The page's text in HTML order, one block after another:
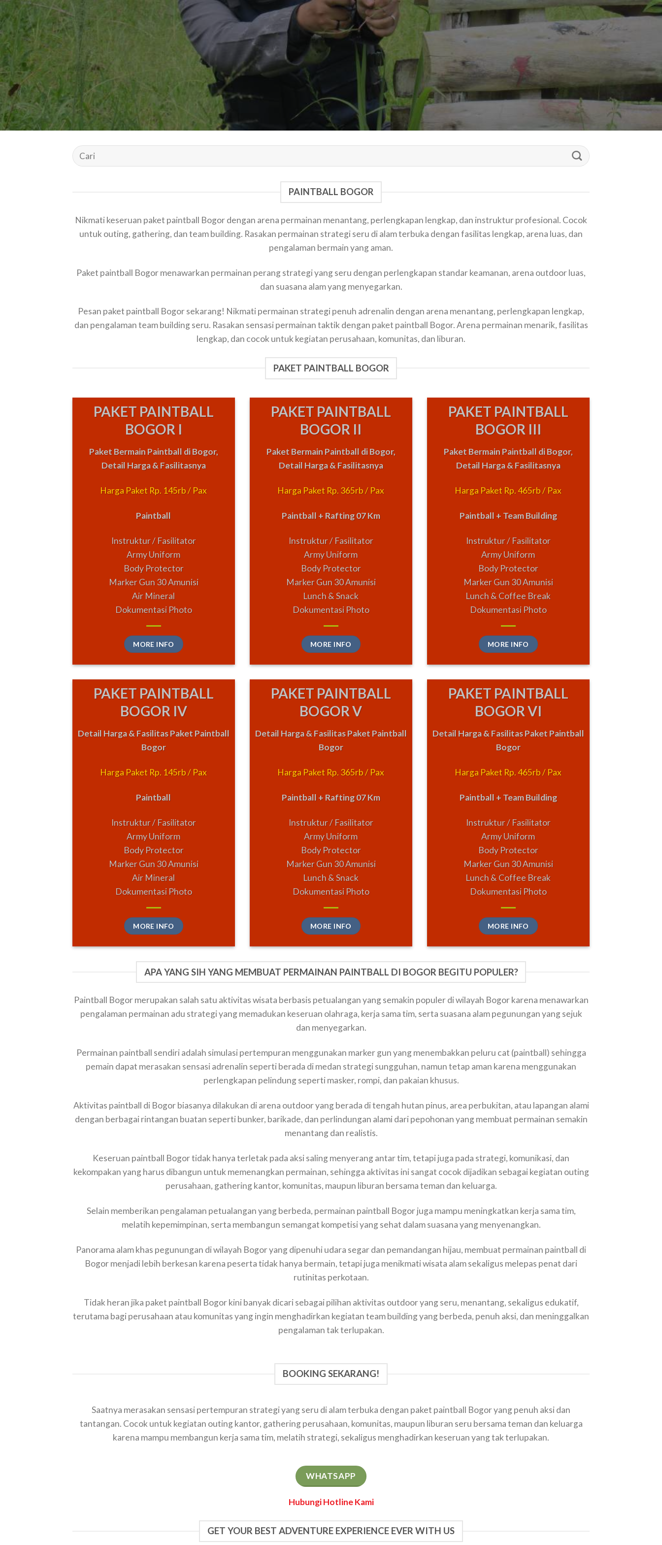
PAINTBALL BOGOR
Nikmati keseruan paket paintball Bogor dengan arena permainan menantang, perlengkapan lengkap, dan instruktur profesional. Cocok
untuk outing, gathering, dan team building. Rasakan permainan strategi seru di alam terbuka dengan fasilitas lengkap, arena luas, dan
pengalaman bermain yang aman.
Paket paintball Bogor menawarkan permainan perang strategi yang seru dengan perlengkapan standar keamanan, arena outdoor luas,
dan suasana alam yang menyegarkan.
Pesan paket paintball Bogor sekarang! Nikmati permainan strategi penuh adrenalin dengan arena menantang, perlengkapan lengkap,
dan pengalaman team building seru. Rasakan sensasi permainan taktik dengan paket paintball Bogor. Arena permainan menarik, fasilitas
lengkap, dan cocok untuk kegiatan perusahaan, komunitas, dan liburan.
PAKET PAINTBALL BOGOR
PAKET PAINTBALL
BOGOR I
Paket Bermain Paintball di Bogor,
Detail Harga & Fasilitasnya
Harga Paket Rp. 145rb / Pax
Paintball
Instruktur / Fasilitator
Army Uniform
Body Protector
Marker Gun 30 Amunisi
Air Mineral
Dokumentasi Photo
MORE INFO
PAKET PAINTBALL
BOGOR II
Paket Bermain Paintball di Bogor,
Detail Harga & Fasilitasnya
Harga Paket Rp. 365rb / Pax
Paintball + Rafting 07 Km
Instruktur / Fasilitator
Army Uniform
Body Protector
Marker Gun 30 Amunisi
Lunch & Snack
Dokumentasi Photo
MORE INFO
PAKET PAINTBALL
BOGOR III
Paket Bermain Paintball di Bogor,
Detail Harga & Fasilitasnya
Harga Paket Rp. 465rb / Pax
Paintball + Team Building
Instruktur / Fasilitator
Army Uniform
Body Protector
Marker Gun 30 Amunisi
Lunch & Coffee Break
Dokumentasi Photo
MORE INFO
PAKET PAINTBALL
BOGOR IV
Detail Harga & Fasilitas Paket Paintball
Bogor
Harga Paket Rp. 145rb / Pax
Paintball
Instruktur / Fasilitator
Army Uniform
Body Protector
Marker Gun 30 Amunisi
Air Mineral
Dokumentasi Photo
MORE INFO
PAKET PAINTBALL
BOGOR V
Detail Harga & Fasilitas Paket Paintball
Bogor
Harga Paket Rp. 365rb / Pax
Paintball + Rafting 07 Km
Instruktur / Fasilitator
Army Uniform
Body Protector
Marker Gun 30 Amunisi
Lunch & Snack
Dokumentasi Photo
MORE INFO
PAKET PAINTBALL
BOGOR VI
Detail Harga & Fasilitas Paket Paintball
Bogor
Harga Paket Rp. 465rb / Pax
Paintball + Team Building
Instruktur / Fasilitator
Army Uniform
Body Protector
Marker Gun 30 Amunisi
Lunch & Coffee Break
Dokumentasi Photo
MORE INFO
APA YANG SIH YANG MEMBUAT PERMAINAN PAINTBALL DI BOGOR BEGITU POPULER?
Paintball Bogor merupakan salah satu aktivitas wisata berbasis petualangan yang semakin populer di wilayah Bogor karena menawarkan
pengalaman permainan adu strategi yang memadukan keseruan olahraga, kerja sama tim, serta suasana alam pegunungan yang sejuk
dan menyegarkan.
Permainan paintball sendiri adalah simulasi pertempuran menggunakan marker gun yang menembakkan peluru cat (paintball) sehingga
pemain dapat merasakan sensasi adrenalin seperti berada di medan strategi sungguhan, namun tetap aman karena menggunakan
perlengkapan pelindung seperti masker, rompi, dan pakaian khusus.
Aktivitas paintball di Bogor biasanya dilakukan di arena outdoor yang berada di tengah hutan pinus, area perbukitan, atau lapangan alami
dengan berbagai rintangan buatan seperti bunker, barikade, dan perlindungan alami dari pepohonan yang membuat permainan semakin
menantang dan realistis.
Keseruan paintball Bogor tidak hanya terletak pada aksi saling menyerang antar tim, tetapi juga pada strategi, komunikasi, dan
kekompakan yang harus dibangun untuk memenangkan permainan, sehingga aktivitas ini sangat cocok dijadikan sebagai kegiatan outing
perusahaan, gathering kantor, komunitas, maupun liburan bersama teman dan keluarga.
Selain memberikan pengalaman petualangan yang berbeda, permainan paintball Bogor juga mampu meningkatkan kerja sama tim,
melatih kepemimpinan, serta membangun semangat kompetisi yang sehat dalam suasana yang menyenangkan.
Panorama alam khas pegunungan di wilayah Bogor yang dipenuhi udara segar dan pemandangan hijau, membuat permainan paintball di
Bogor menjadi lebih berkesan karena peserta tidak hanya bermain, tetapi juga menikmati wisata alam sekaligus melepas penat dari
rutinitas perkotaan.
Tidak heran jika paket paintball Bogor kini banyak dicari sebagai pilihan aktivitas outdoor yang seru, menantang, sekaligus edukatif,
terutama bagi perusahaan atau komunitas yang ingin menghadirkan kegiatan team building yang berbeda, penuh aksi, dan meninggalkan
pengalaman tak terlupakan.
BOOKING SEKARANG!
Saatnya merasakan sensasi pertempuran strategi yang seru di alam terbuka dengan paket paintball Bogor yang penuh aksi dan
tantangan. Cocok untuk kegiatan outing kantor, gathering perusahaan, komunitas, maupun liburan seru bersama teman dan keluarga
karena mampu membangun kerja sama tim, melatih strategi, sekaligus menghadirkan keseruan yang tak terlupakan.
WHATSAPP
Hubungi Hotline Kami
GET YOUR BEST ADVENTURE EXPERIENCE EVER WITH US